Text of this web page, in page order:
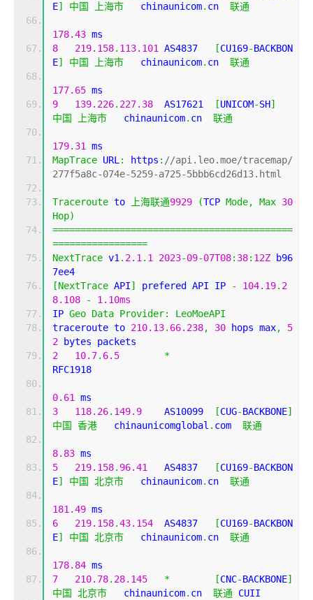
E] 中国 上海市
   chinaunicom
. cn 联通
178.43 ms
8
219.158. 113.101 AS4837 [CU169-BACKBON
E] 中国 上海市
   chinaunicom
. cn 联通
177.65 ms
9
139.226. 227.38
  AS17621
[UNICOM-SH]
中国
上海市
   chinaunicom
. cn 联通
179.31 ms
MapTrace URL: https : //api.leo.moe/tracemap/
277f5a8c-074e-5259-a725-5bbb6cd26d13.html
Traceroute to 上海联通9929 (TCP Mode, Max 30
Hop)
===========================================
=================
NextTrace v1. 2.1. 1 2023-09-07T08: 38: 12Z b96
7ee4
[NextTrace API] prefered API IP - 104.19. 2
8.108
-
1.10ms
IP Geo Data Provider:
LeoMoeAPI
traceroute to 210.13. 66.238, 30 hops max,
5
2 bytes packets
2
10.7. 6.5
*
RFC1918
0.61 ms
3
118.26. 149.9
    AS10099
[CUG-BACKBONE]
中国
香港
   chinaunicomglobal
. com 联通
8.83 ms
5
219.158. 96.41
   AS4837
[CU169-BACKBON
E] 中国 北京市
   chinaunicom
. cn 联通
181.49 ms
6
219.158.43.154
  AS4837
[CU169-BACKBON
E] 中国 北京市
   chinaunicom
. cn 联通
178.84 ms
7
210.78. 28.145 * [CNC-BACKBONE]
中国
北京市
   chinaunicom
. cn 联通 CUII